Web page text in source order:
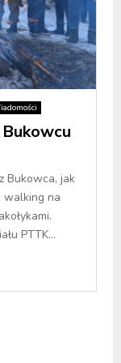
Bukowca, jak
walking na
PTTK...